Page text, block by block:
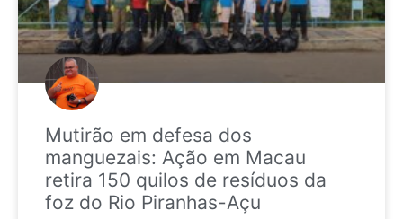
Mutirão em defesa dos
manguezais: Ação em Macau
retira 150 quilos de resíduos da
foz do Rio Piranhas-Açu